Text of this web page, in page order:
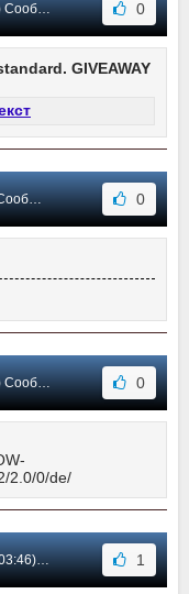
#30 0
GIVEAWAY
#29 0
#28 0
2.0/0/de/
#27 1